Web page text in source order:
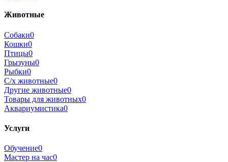
Животные
Собаки0
Кошки0
Птицы0
Грызуны0
Рыбки0
С/х животные0
Другие животные0
Товары для животных0
Аквариумистика0
Услуги
Обучение0
Мастер на час0